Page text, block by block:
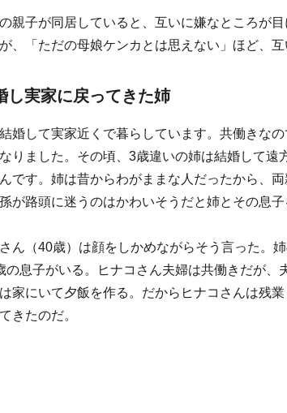
親子が同居していると、互いに嫌なところが
、「ただの母娘ケンカとは思えない」ほど、
し実家に戻ってきた姉
結婚して実家近くで暮らしています。共働きな
りました。その頃、3歳違いの姉は結婚して遠
です。姉は昔からわがままな人だったから、
が路頭に迷うのはかわいそうだと姉とその息
ん（40歳）は顔をしかめながらそう言った。
の息子がいる。ヒナコさん夫婦は共働きだが、
家にいて夕飯を作る。だからヒナコさんは残
きたのだ。